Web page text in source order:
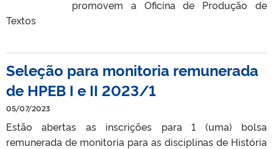
promovem a Oficina de Produção de
Textos
Seleção para monitoria remunerada
de HPEB I e II 2023/1
05/07/2023
Estão abertas as inscrições para 1 (uma) bolsa
remunerada de monitoria para as disciplinas de História